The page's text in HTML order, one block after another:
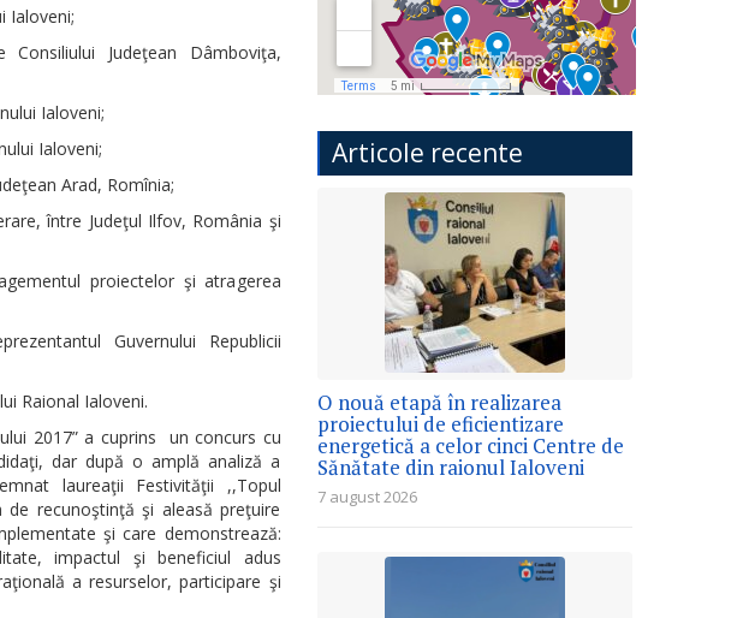
Ialoveni;
Judeţean Dâmboviţa,
Ialoveni;
Ialoveni;
Arad, Romînia;
între Judeţul Ilfov, România şi
proiectelor şi atragerea
Guvernului Republicii
Raional Ialoveni.
2017” a cuprins un concurs cu
dar după o amplă analiză a
laureaţii Festivităţii ,,Topul
de recunoştinţă şi aleasă preţuire
şi care demonstrează:
impactul şi beneficiul adus
a resurselor, participare şi
Articole recente
O nouă etapă în realizarea
proiectului de eficientizare
energetică a celor cinci Centre de
Sănătate din raionul Ialoveni
7 august 2026